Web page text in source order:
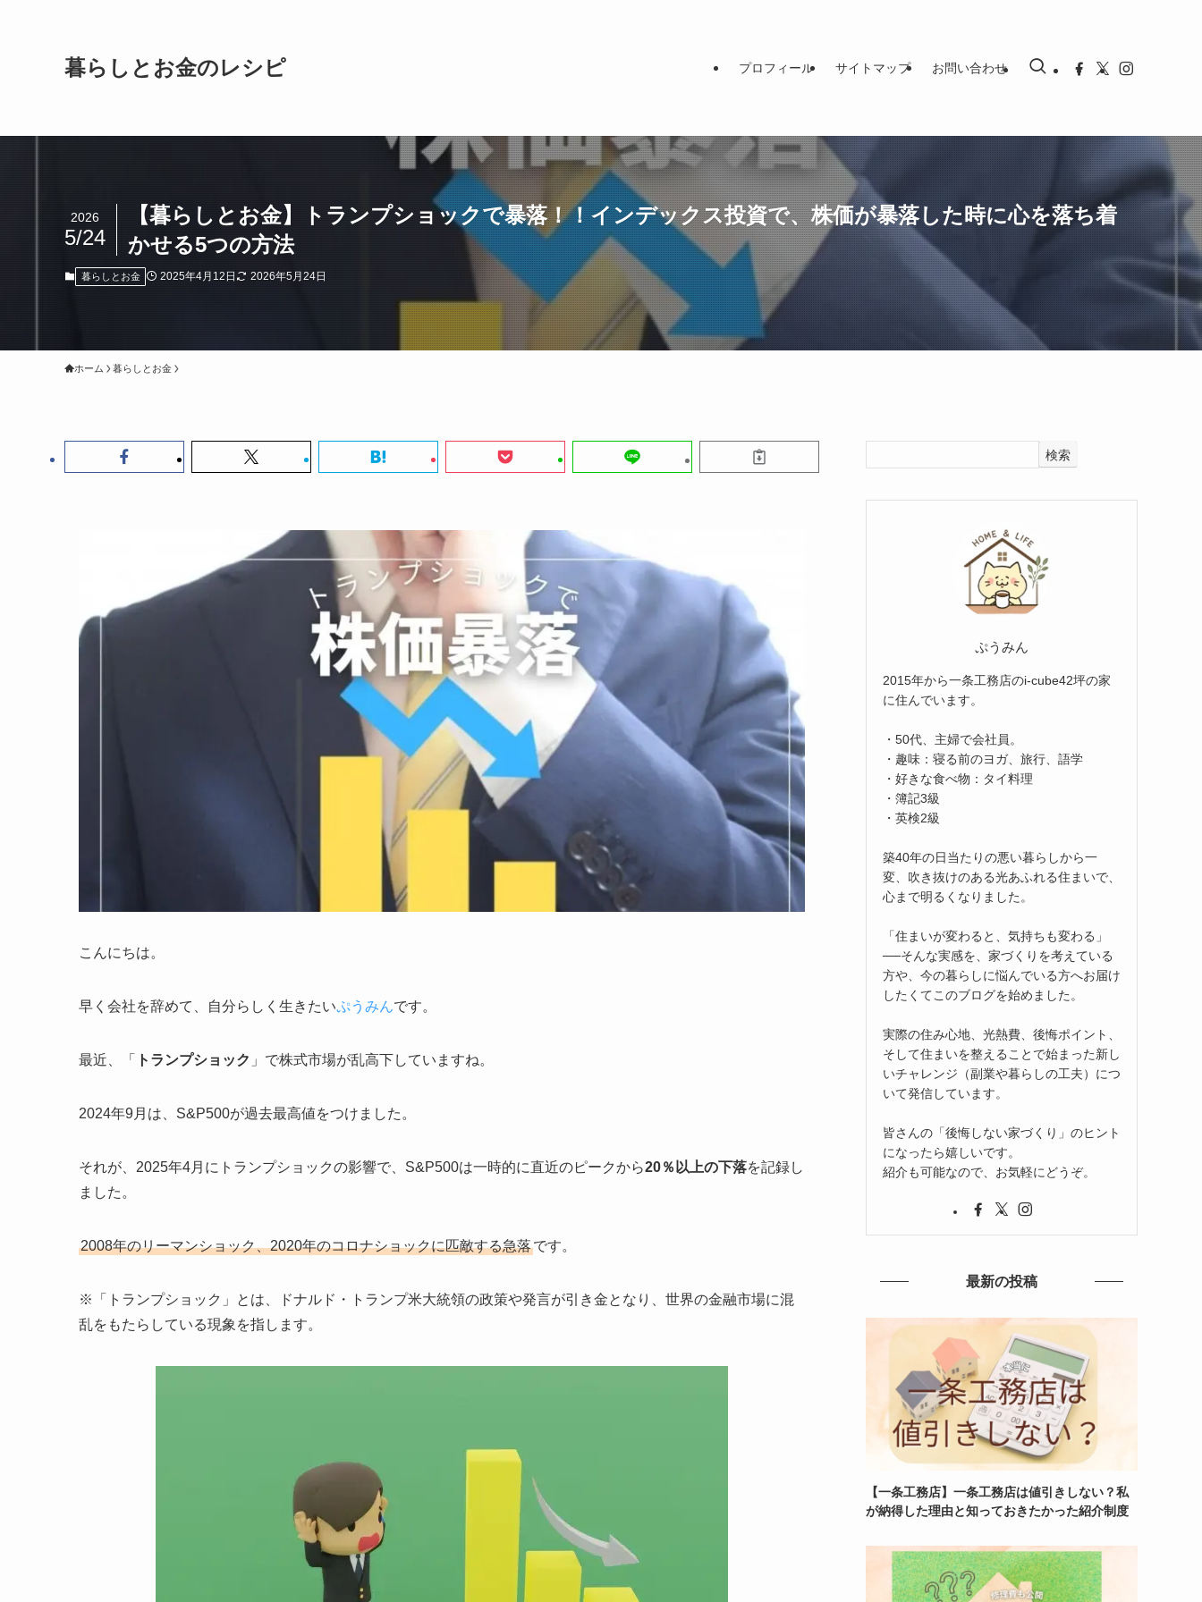
暮らしとお金のレシピ プロフィール サイトマップ お問い合わせ
【暮らしとお金】トランプショックで暴落！！インデックス投資で、株価が暴落した時に心を落ち着
かせる5つの方法
2026
5/24
暮らしとお金 2025年4月12日 2026年5月24日
ホーム 暮らしとお金
こんにちは。
早く会社を辞めて、自分らしく生きたいぷうみんです。
最近、「 トランプショック 」で株式市場が乱高下していますね。
2024年9月は、S&P500が過去最高値をつけました。
それが、2025年4月にトランプショックの影響で、S&P500は一時的に直近のピークから20％以上の下落を記録し
ました。
2008年のリーマンショック、2020年のコロナショックに匹敵する急落です。
※「トランプショック」とは、ドナルド・トランプ米大統領の政策や発言が引き金となり、世界の金融市場に混
乱をもたらしている現象を指します。
検索
ぷうみん
2015年から一条工務店のi-cube42坪の家
に住んでいます。
・50代、主婦で会社員。
・趣味：寝る前のヨガ、旅行、語学
・好きな食べ物：タイ料理
・簿記3級
・英検2級
築40年の日当たりの悪い暮らしから一
変、吹き抜けのある光あふれる住まいで、
心まで明るくなりました。
「住まいが変わると、気持ちも変わる」
──そんな実感を、家づくりを考えている
方や、今の暮らしに悩んでいる方へお届け
したくてこのブログを始めました。
実際の住み心地、光熱費、後悔ポイント、
そして住まいを整えることで始まった新し
いチャレンジ（副業や暮らしの工夫）につ
いて発信しています。
皆さんの「後悔しない家づくり」のヒント
になったら嬉しいです。
紹介も可能なので、お気軽にどうぞ。
最新の投稿
【一条工務店】一条工務店は値引きしない？私
が納得した理由と知っておきたかった紹介制度